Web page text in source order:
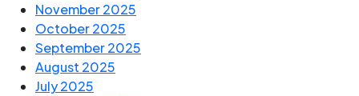
November 2025
October 2025
September 2025
August 2025
July 2025